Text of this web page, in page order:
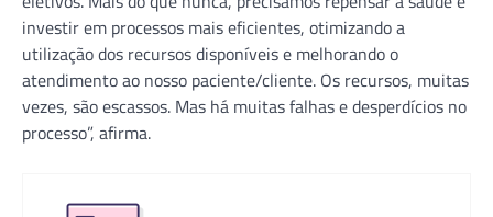
investir em processos mais eficientes, otimizando a
utilização dos recursos disponíveis e melhorando o
atendimento ao nosso paciente/cliente. Os recursos, muitas
vezes, são escassos. Mas há muitas falhas e desperdícios no
processo”, afirma.